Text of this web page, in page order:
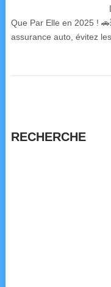
Que Par Elle en 2025 !
assurance auto, évitez
RECHERCHE